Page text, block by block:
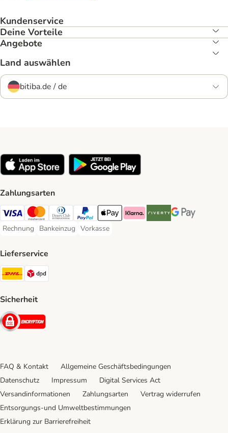
Kundenservice
Deine Vorteile
Angebote
Land auswählen
bitiba.de / de
Zahlungsarten
Visa Payment Method
Mastercard Payment Method
Diners Club Payment Method
PayPal Payment Method
Apple Pay Payment Method
Klarna Payment Method
Riverty Payment Method
Google Pay
Rechnung
Rechnung Payment Method
Bankeinzug
Bankeinzug Payment Method
Vorkasse
Vorkasse Payment Method
Lieferservice
DHL Shipping Method
Sicherheit
Security
FAQ & Kontakt
Allgemeine Geschäftsbedingungen
Datenschutz
Impressum
Digital Services Act
Versandinformationen
Zahlungsarten
Vertrag widerrufen
Entsorgungs-und Umweltbestimmungen
Erklärung zur Barrierefreiheit